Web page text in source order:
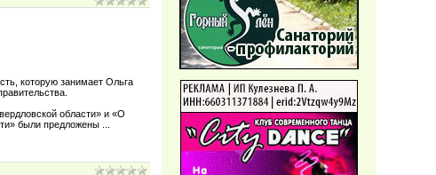
которую занимает Ольга
области» и «О
были предложены